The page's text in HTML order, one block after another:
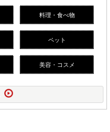
料理・食べ物
ペット
美容・コスメ